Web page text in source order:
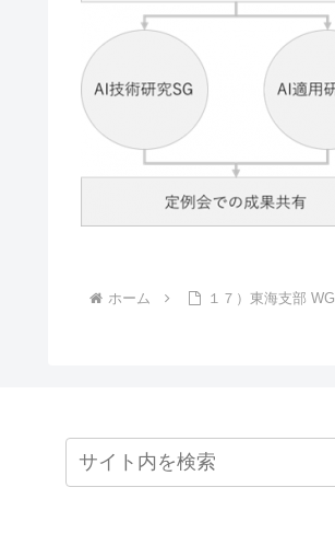
ホーム １７）東海支部 WG